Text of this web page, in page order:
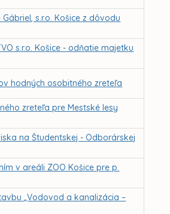
s.r.o. Košice z dôvodu
s.r.o. Košice - odňatie majetku
hodných osobitného zreteľa
zreteľa pre Mestské lesy
na Študentskej - Odborárskej
v areáli ZOO Košice pre p.
„Vodovod a kanalizácia –